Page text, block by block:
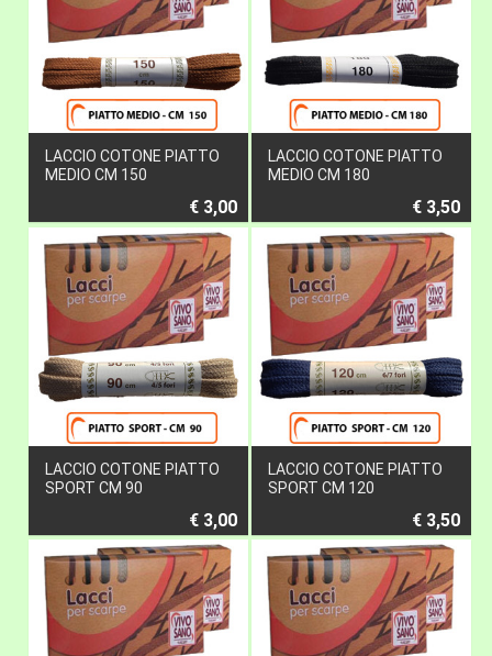
LACCIO COTONE PIATTO
MEDIO CM 150
€ 3,00
LACCIO COTONE PIATTO
MEDIO CM 180
€ 3,50
LACCIO COTONE PIATTO
SPORT CM 90
€ 3,00
LACCIO COTONE PIATTO
SPORT CM 120
€ 3,50